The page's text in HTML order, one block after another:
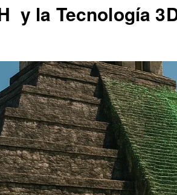
y la Tecnología